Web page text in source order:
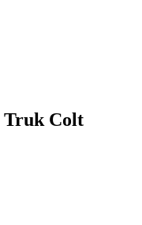
Truk Colt